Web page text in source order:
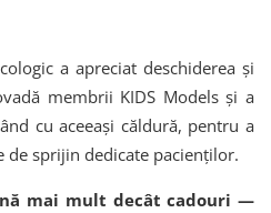
a apreciat deschiderea și
membrii KIDS Models și a
cu aceeași căldură, pentru a
sprijin dedicate pacienților.
mai mult decât cadouri —